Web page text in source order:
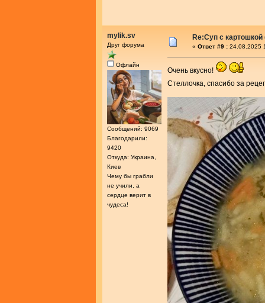
mylik.sv
Друг форума
Офлайн
Сообщений: 9069
Благодарили:
9420
Откуда: Украина,
Киев
Чему бы грабли
не учили, а
сердце верит в
чудеса!
Re:Суп с
« Ответ #9 : 24.08.2025
Очень вкусно!
Стеллочка, спасибо за